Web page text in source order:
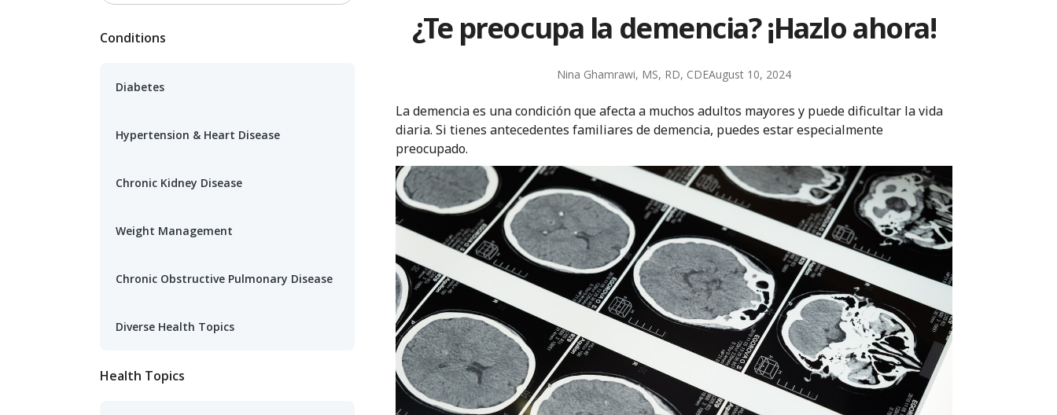
Conditions
Diabetes
Hypertension & Heart Disease
Chronic Kidney Disease
Weight Management
Chronic Obstructive Pulmonary Disease
Diverse Health Topics
Health Topics
¿Te preocupa la demencia? ¡Hazlo ahora!
Nina Ghamrawi, MS, RD, CDEAugust 10, 2024
La demencia es una condición que afecta a muchos adultos mayores y puede dificultar la vida
diaria. Si tienes antecedentes familiares de demencia, puedes estar especialmente
preocupado.